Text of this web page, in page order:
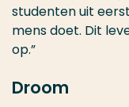
studenten uit
mens doet. Dit
op.”
Droom